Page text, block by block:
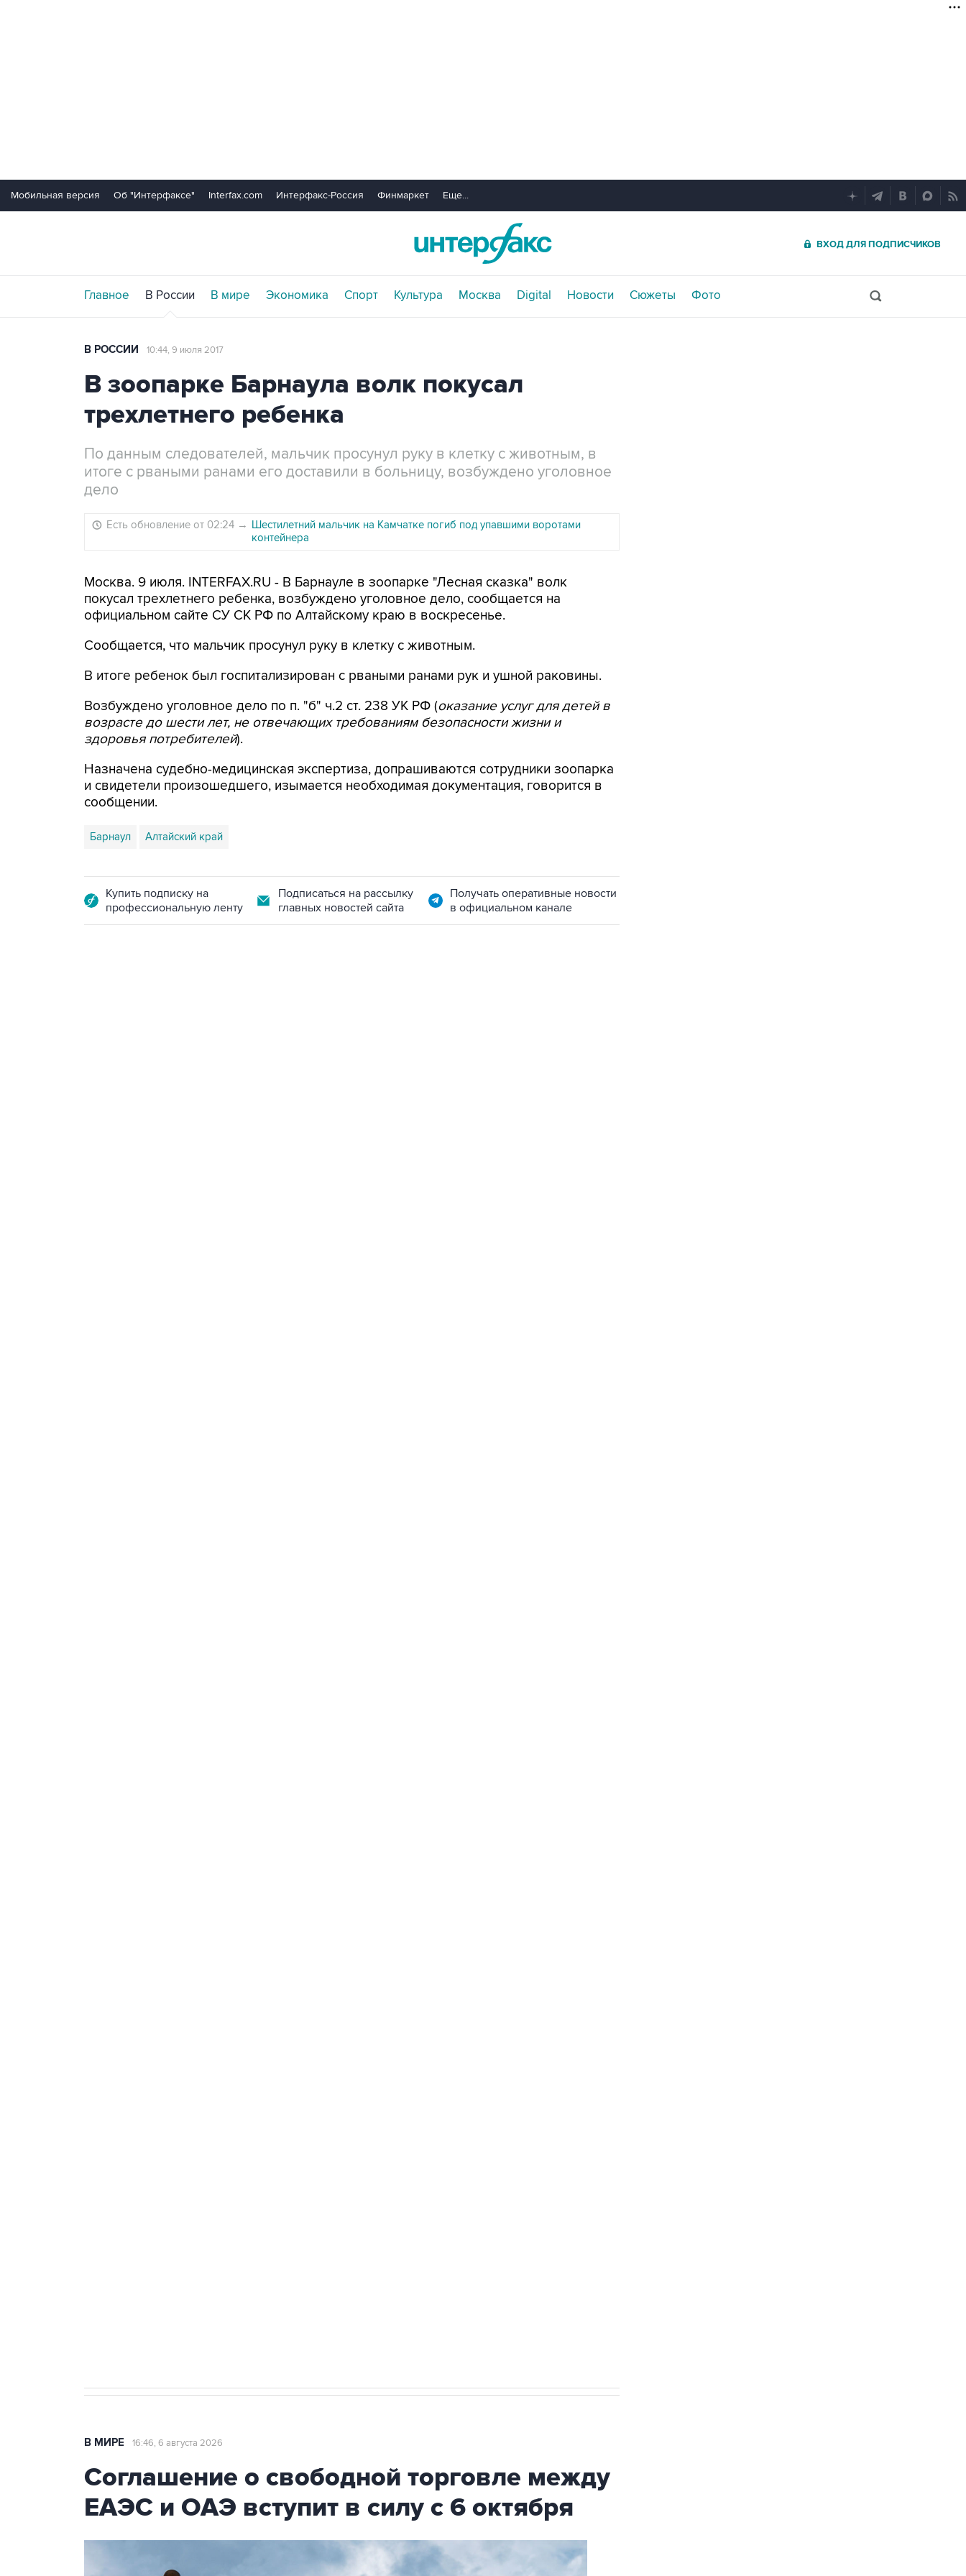
Мобильная версия Об "Интерфаксе" Interfax.com Интерфакс-Россия Финмаркет Еще...
ВХОД ДЛЯ ПОДПИСЧИКОВ
Главное В России В мире Экономика Спорт Культура Москва Digital Новости Сюжеты Фото
В РОССИИ 10:44, 9 июля 2017
В зоопарке Барнаула волк покусал
трехлетнего ребенка
По данным следователей, мальчик просунул руку в клетку с животным, в
итоге с рваными ранами его доставили в больницу, возбуждено уголовное
дело
Есть обновление от 02:24 → Шестилетний мальчик на Камчатке погиб под упавшими воротами
контейнера
Москва. 9 июля. INTERFAX.RU - В Барнауле в зоопарке "Лесная сказка" волк
покусал трехлетнего ребенка, возбуждено уголовное дело, сообщается на
официальном сайте СУ СК РФ по Алтайскому краю в воскресенье.
Сообщается, что мальчик просунул руку в клетку с животным.
В итоге ребенок был госпитализирован с рваными ранами рук и ушной раковины.
Возбуждено уголовное дело по п. "б" ч.2 ст. 238 УК РФ (оказание услуг для детей в
возрасте до шести лет, не отвечающих требованиям безопасности жизни и
здоровья потребителей).
Назначена судебно-медицинская экспертиза, допрашиваются сотрудники зоопарка
и свидетели произошедшего, изымается необходимая документация, говорится в
сообщении.
Барнаул Алтайский край
Купить подписку на
профессиональную ленту
Подписаться на рассылку
главных новостей сайта
Получать оперативные новости
в официальном канале
В МИРЕ 16:46, 6 августа 2026
Соглашение о свободной торговле между
ЕАЭС и ОАЭ вступит в силу с 6 октября